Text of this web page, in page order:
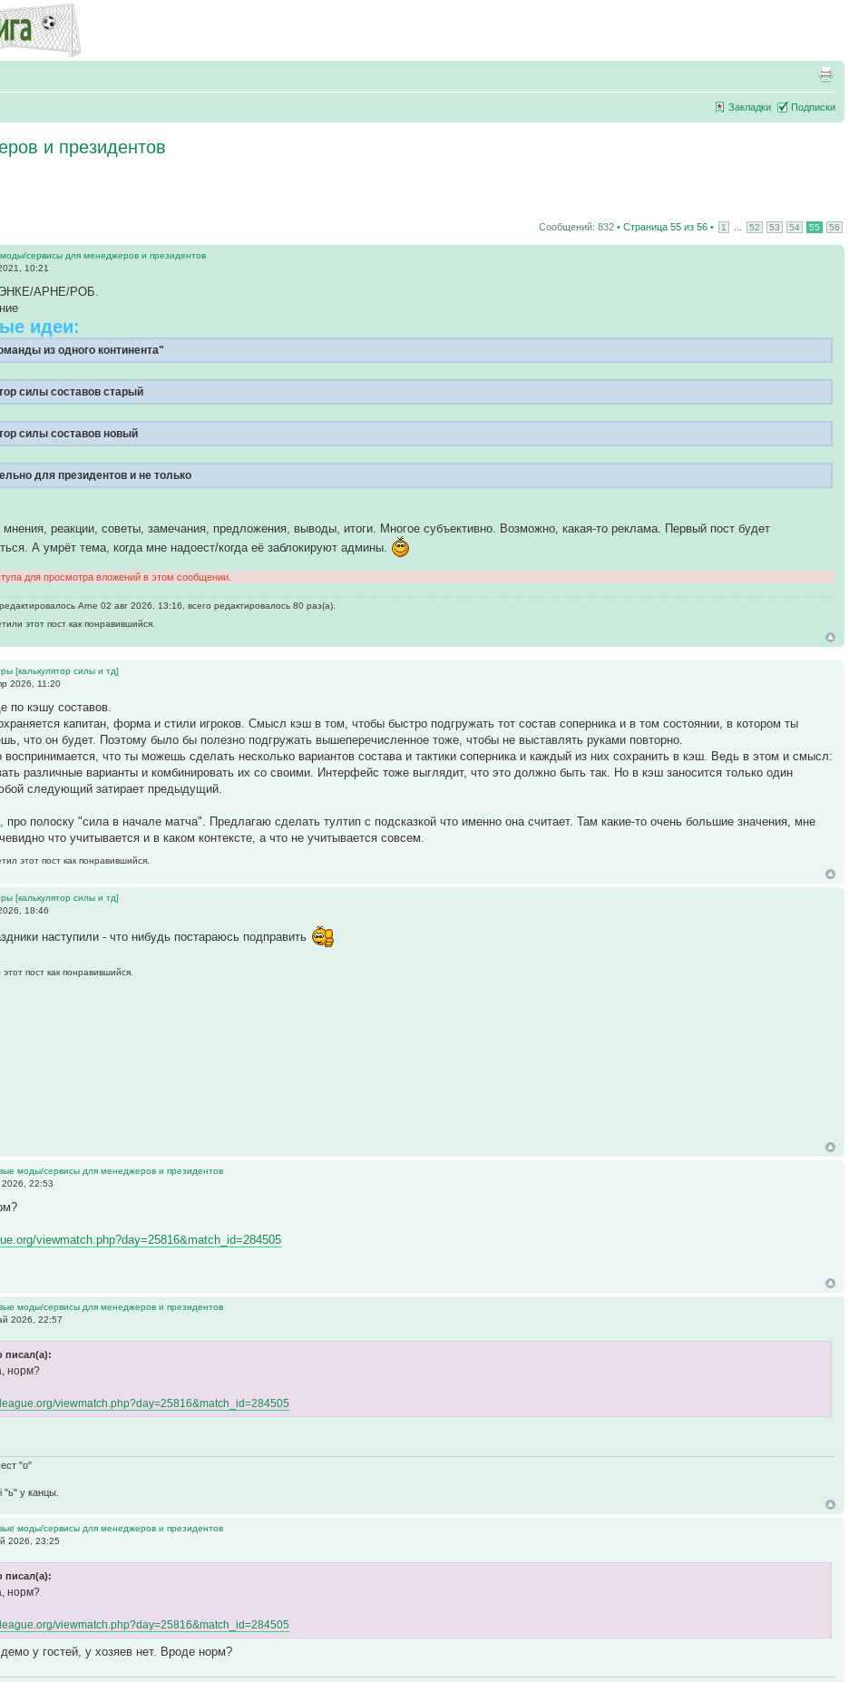
Закладки Подписки
и президентов
Сообщений: 832 • Страница 55 из 56 • 1 52 53 54 55 56
сервисы для менеджеров и президентов
10:21
ЭНКЕ/АРНЕ/РОБ.
идеи:
из одного континента"
силы составов старый
силы составов новый
для президентов и не только
мнения, реакции, советы, замечания, предложения, выводы, итоги. Многое субъективно. Возможно, какая-то реклама. Первый пост будет
А умрёт тема, когда мне надоест/когда её заблокируют админы.
для просмотра вложений в этом сообщении.
Arne 02 авг 2026, 13:16, всего редактировалось 80 раз(а).
этот пост как понравившийся.
[калькулятор силы и тд]
2026, 11:20
по кэшу составов.
капитан, форма и стили игроков. Смысл кэш в том, чтобы быстро подгружать тот состав соперника и в том состоянии, в котором ты
что он будет. Поэтому было бы полезно подгружать вышеперечисленное тоже, чтобы не выставлять руками повторно.
воспринимается, что ты можешь сделать несколько вариантов состава и тактики соперника и каждый из них сохранить в кэш. Ведь в этом и смысл:
различные варианты и комбинировать их со своими. Интерфейс тоже выглядит, что это должно быть так. Но в кэш заносится только один
следующий затирает предыдущий.
про полоску "сила в начале матча". Предлагаю сделать тултип с подсказкой что именно она считает. Там какие-то очень большие значения, мне
что учитывается и в каком контексте, а что не учитывается совсем.
этот пост как понравившийся.
[калькулятор силы и тд]
18:46
наступили - что нибудь постараюсь подправить
пост как понравившийся.
моды/сервисы для менеджеров и президентов
22:53
viewmatch.php?day=25816&match_id=284505
моды/сервисы для менеджеров и президентов
2026, 22:57
писал(а):
норм?
viewmatch.php?day=25816&match_id=284505
"о"
"ь" у канцы.
моды/сервисы для менеджеров и президентов
2026, 23:25
писал(а):
норм?
viewmatch.php?day=25816&match_id=284505
у гостей, у хозяев нет. Вроде норм?